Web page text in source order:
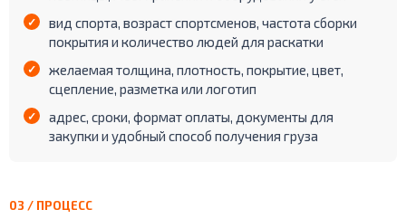
вид спорта, возраст спортсменов, частота сборки
покрытия и количество людей для раскатки
желаемая толщина, плотность, покрытие, цвет,
сцепление, разметка или логотип
адрес, сроки, формат оплаты, документы для
закупки и удобный способ получения груза
03 / ПРОЦЕСС